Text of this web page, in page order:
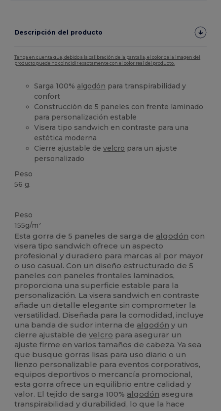
Descripción del producto
Tenga en cuenta que, debido a la calibración de la pantalla, el color de la imagen del
producto puede no coincidir exactamente con el color real del producto.
Sarga 100% algodón para transpirabilidad y
confort
Construcción de 5 paneles con frente laminado
para personalización estable
Visera tipo sandwich en contraste para una
estética moderna
Cierre ajustable develcro para un ajuste
personalizado
Peso
56 g.
Peso
155g/m²
Esta gorra de 5 paneles de sarga de algodón con
visera tipo sandwich ofrece un aspecto
profesional y duradero para marcas al por mayor
o uso casual. Con un diseño estructurado de 5
paneles con paneles frontales laminados,
proporciona una superficie estable para la
personalización. La visera sandwich en contraste
añade un detalle elegante sin comprometer la
versatilidad. Diseñada para la comodidad, incluye
una banda de sudor interna de algodón y un
cierre ajustable develcro para asegurar un
ajuste firme en varios tamaños de cabeza. Ya sea
que busque gorras lisas para uso diario o un
lienzo personalizable para eventos corporativos,
equipos deportivos o mercancía promocional,
esta gorra ofrece un equilibrio entre calidad y
valor. El tejido de sarga 100% algodón asegura
transpirabilidad y durabilidad, lo que la hace